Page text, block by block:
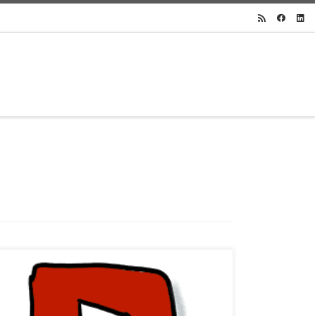
Bei der Lehrmethode Flipped Classroom ist es manchmal